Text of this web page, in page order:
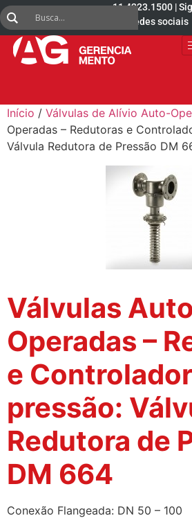
11 4223.1500 |
nas redes sociais
Início / Válvulas de Alívio Auto-
Operadas – Redutoras e
Válvula Redutora de Pressão DM
Válvulas Auto
Operadas –
e
pressão:
Redutora de
DM 664
Conexão Flangeada: DN 50 – 100